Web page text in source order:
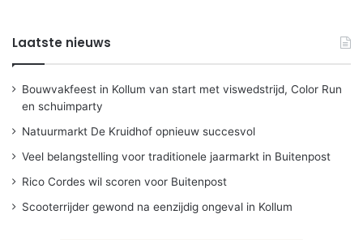
Laatste nieuws
Bouwvakfeest in Kollum van start met viswedstrijd, Color Run
en schuimparty
Natuurmarkt De Kruidhof opnieuw succesvol
Veel belangstelling voor traditionele jaarmarkt in Buitenpost
Rico Cordes wil scoren voor Buitenpost
Scooterrijder gewond na eenzijdig ongeval in Kollum